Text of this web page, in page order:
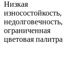
Низкая
износостойкость,
недолговечность,
ограниченная
цветовая палитра